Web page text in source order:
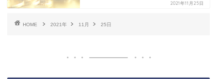
2021年11月25日
HOME 2021年 11月 25日